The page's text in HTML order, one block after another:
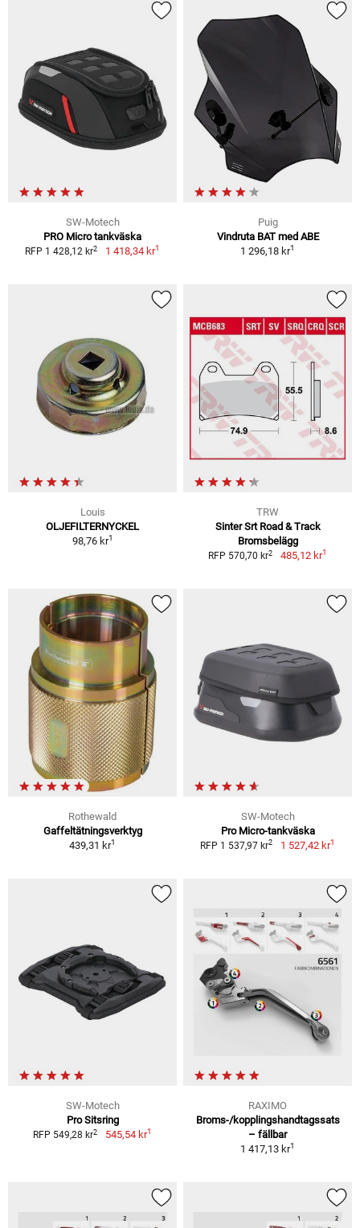
SW-Motech
PRO Micro tankväska
RFP 1 428,12 kr2 1 418,34 kr1
Puig
Vindruta BAT med ABE
1 296,18 kr1
Louis
OLJEFILTERNYCKEL
98,76 kr1
TRW
Sinter Srt Road & Track
Bromsbelägg
RFP 570,70 kr2 485,12 kr1
Rothewald
Gaffeltätningsverktyg
439,31 kr1
SW-Motech
Pro Micro-tankväska
RFP 1 537,97 kr2 1 527,42 kr1
SW-Motech
Pro Sitsring
RFP 549,28 kr2 545,54 kr1
RAXIMO
Broms-/kopplingshandtagssats
– fällbar
1 417,13 kr1